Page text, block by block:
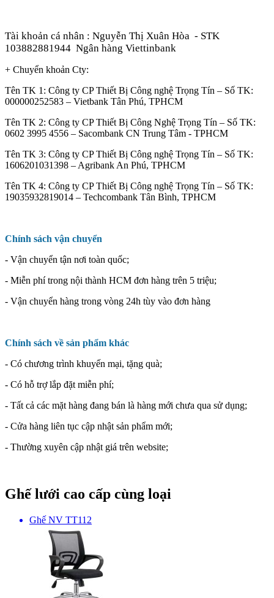
Tài khoản cá nhân : Nguyễn Thị Xuân Hòa - STK
103882881944 Ngân hàng Viettinbank
+ Chuyển khoản Cty:
Tên TK 1: Công ty CP Thiết Bị Công nghệ Trọng Tín – Số TK:
000000252583 – Vietbank Tân Phú, TPHCM
Tên TK 2: Công ty CP Thiết Bị Công Nghệ Trọng Tín – Số TK:
0602 3995 4556 – Sacombank CN Trung Tâm - TPHCM
Tên TK 3: Công ty CP Thiết Bị Công nghệ Trọng Tín – Số TK:
1606201031398 – Agribank An Phú, TPHCM
Tên TK 4: Công ty CP Thiết Bị Công nghệ Trọng Tín – Số TK:
19035932819014 – Techcombank Tân Bình, TPHCM
Chính sách vận chuyển
- Vận chuyển tận nơi toàn quốc;
- Miễn phí trong nội thành HCM đơn hàng trên 5 triệu;
- Vận chuyển hàng trong vòng 24h tùy vào đơn hàng
Chính sách về sản phẩm khác
- Có chương trình khuyến mại, tặng quà;
- Có hỗ trợ lắp đặt miễn phí;
- Tất cả các mặt hàng đang bán là hàng mới chưa qua sử dụng;
- Cửa hàng liên tục cập nhật sản phẩm mới;
- Thường xuyên cập nhật giá trên website;
Ghế lưới cao cấp cùng loại
Ghế NV TT112